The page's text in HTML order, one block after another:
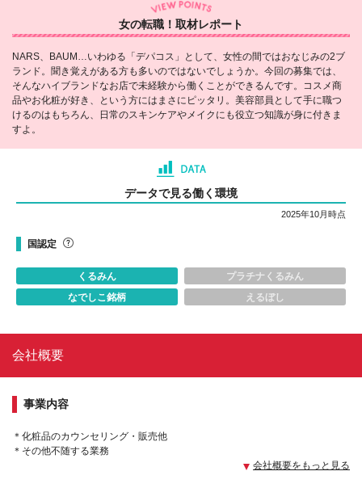
女の転職！取材レポート
NARS、BAUM…いわゆる「デパコス」として、女性の間ではおなじみの2ブ
ランド。聞き覚えがある方も多いのではないでしょうか。今回の募集では、
そんなハイブランドなお店で未経験から働くことができるんです。コスメ商
品やお化粧が好き、という方にはまさにピッタリ。美容部員として手に職つ
けるのはもちろん、日常のスキンケアやメイクにも役立つ知識が身に付きま
すよ。
データで見る働く環境
2025年10月時点
国認定
くるみん
プラチナくるみん
なでしこ銘柄
えるぼし
会社概要
事業内容
＊化粧品のカウンセリング・販売他
＊その他不随する業務
会社概要をもっと見る